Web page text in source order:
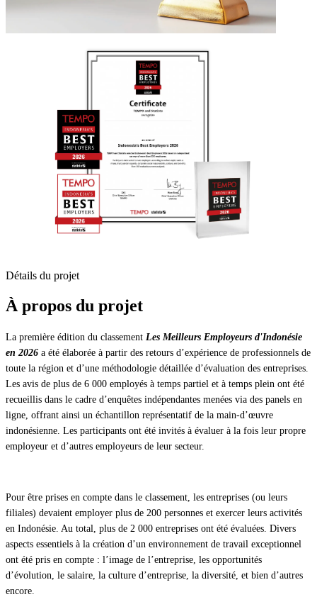
Détails du projet
À propos du projet
La première édition du classement Les Meilleurs Employeurs d'Indonésie
en 2026 a été élaborée à partir des retours d’expérience de professionnels de
toute la région et d’une méthodologie détaillée d’évaluation des entreprises.
Les avis de plus de 6 000 employés à temps partiel et à temps plein ont été
recueillis dans le cadre d’enquêtes indépendantes menées via des panels en
ligne, offrant ainsi un échantillon représentatif de la main-d’œuvre
indonésienne. Les participants ont été invités à évaluer à la fois leur propre
employeur et d’autres employeurs de leur secteur.
Pour être prises en compte dans le classement, les entreprises (ou leurs
filiales) devaient employer plus de 200 personnes et exercer leurs activités
en Indonésie. Au total, plus de 2 000 entreprises ont été évaluées. Divers
aspects essentiels à la création d’un environnement de travail exceptionnel
ont été pris en compte : l’image de l’entreprise, les opportunités
d’évolution, le salaire, la culture d’entreprise, la diversité, et bien d’autres
encore.